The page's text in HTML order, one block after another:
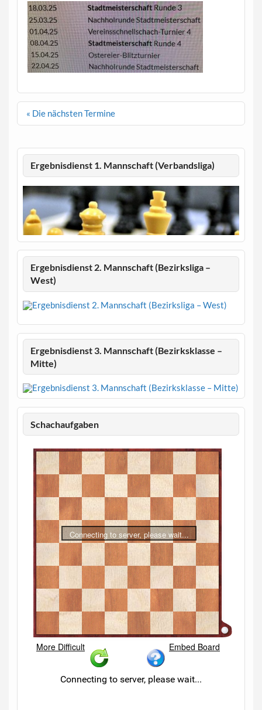
Beitragsnavigation
« Die nächsten Termine
Ergebnisdienst 1. Mannschaft (Verbandsliga)
Ergebnisdienst 2. Mannschaft (Bezirksliga –
West)
Ergebnisdienst 3. Mannschaft (Bezirksklasse –
Mitte)
Schachaufgaben